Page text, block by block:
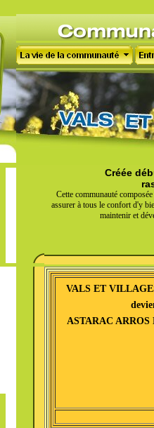
Créée
Cette communauté
assurer à tous le confort d'y
maintenir et
VALS ET
ASTARAC ARROS